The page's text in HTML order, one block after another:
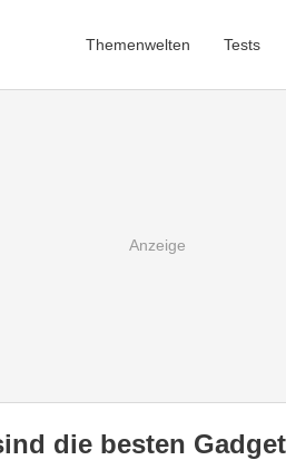
Themenwelten Tests
die besten